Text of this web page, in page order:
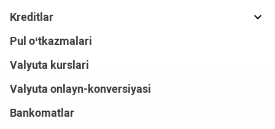
Kreditlar
Pul o‘tkazmalari
Valyuta kurslari
Valyuta onlayn-konversiyasi
Bankomatlar